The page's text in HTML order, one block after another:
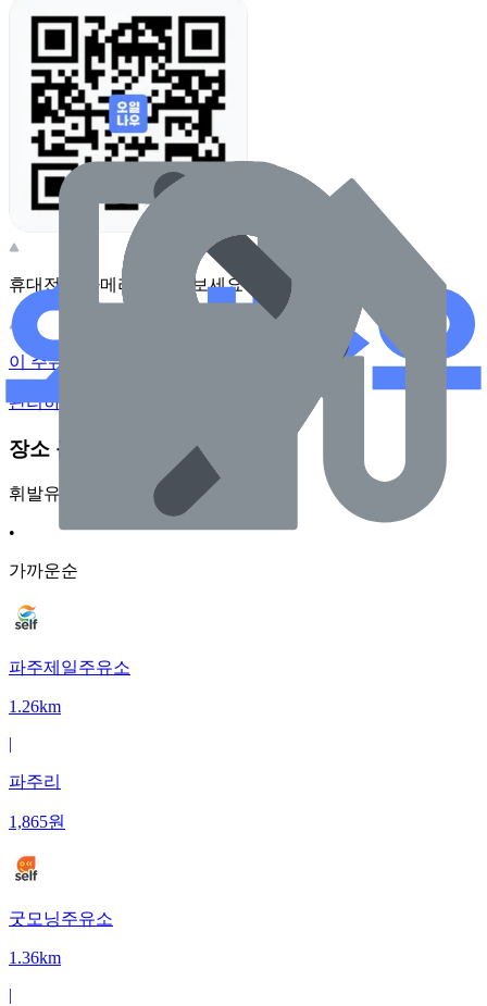
휴대전화 카메라로 찍어보세요
이 주유소의 사장님이신가요?
관리하기
장소 근처 주유소
휘발유
•
가까운순
파주제일주유소
1.26km
|
파주리
1,865원
굿모닝주유소
1.36km
|